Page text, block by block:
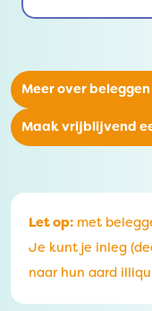
Meer over
Maak vrijblijvend
Let op: met
Je kunt je inleg
naar hun aard